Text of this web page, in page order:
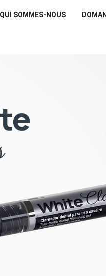
QUI SOMMES-NOUS